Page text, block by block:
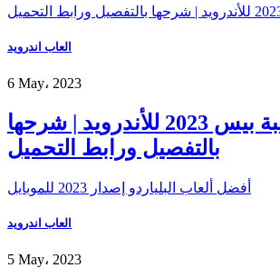
العاب اندرويد
6 May، 2023
تحميل لعبة بيس 2023 للأندرويد | شرحها
بالتفصيل ورابط التحميل
أفضل ألعاب البلياردو إصدار 2023 للموبايل
العاب اندرويد
5 May، 2023